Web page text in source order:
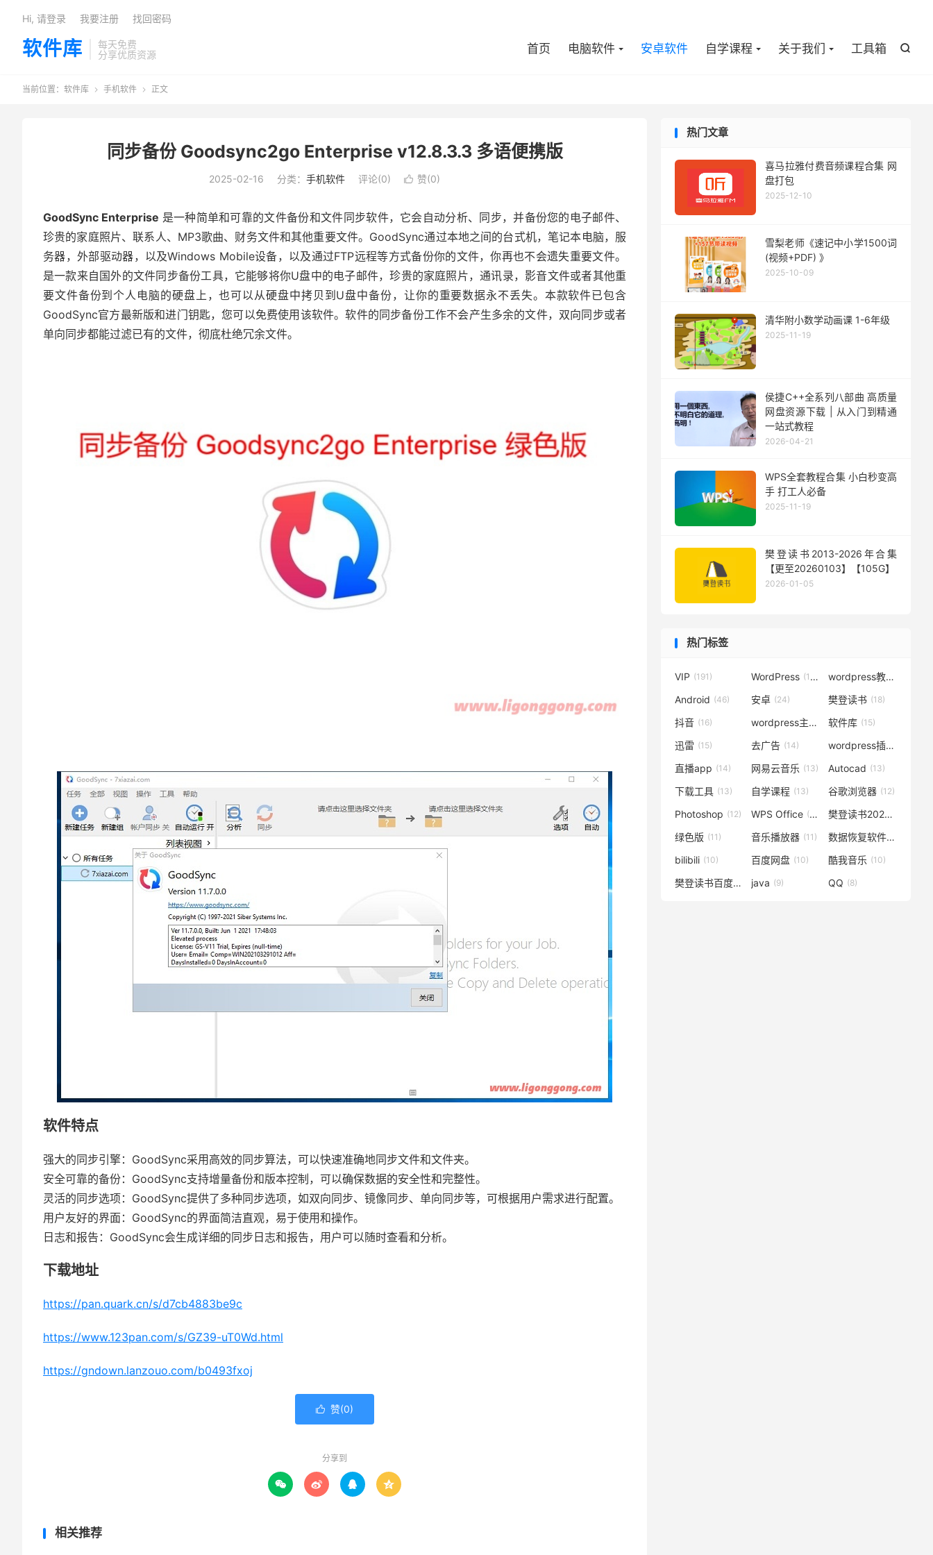
软件库
每天免费
分享优质资源

首页 电脑软件 安卓软件 自学课程 关于我们 工具箱
Hi, 请登录 我要注册 找回密码
当前位置： 软件库  手机软件  正文
同步备份 Goodsync2go Enterprise v12.8.3.3 多语便携版
2025-02-16 分类： 手机软件 评论(0)  赞(0)
GoodSync Enterprise 是一种简单和可靠的文件备份和文件同步软件，它会自动分析、同步，并备份您的电子邮件、
珍贵的家庭照片、联系人、MP3歌曲、财务文件和其他重要文件。GoodSync通过本地之间的台式机，笔记本电脑，服
务器，外部驱动器，以及Windows Mobile设备，以及通过FTP远程等方式备份你的文件，你再也不会遗失重要文件。
是一款来自国外的文件同步备份工具，它能够将你U盘中的电子邮件，珍贵的家庭照片，通讯录，影音文件或者其他重
要文件备份到个人电脑的硬盘上，也可以从硬盘中拷贝到U盘中备份，让你的重要数据永不丢失。本款软件已包含
GoodSync官方最新版和进门钥匙，您可以免费使用该软件。软件的同步备份工作不会产生多余的文件，双向同步或者
单向同步都能过滤已有的文件，彻底杜绝冗余文件。
软件特点
强大的同步引擎：GoodSync采用高效的同步算法，可以快速准确地同步文件和文件夹。
安全可靠的备份：GoodSync支持增量备份和版本控制，可以确保数据的安全性和完整性。
灵活的同步选项：GoodSync提供了多种同步选项，如双向同步、镜像同步、单向同步等，可根据用户需求进行配置。
用户友好的界面：GoodSync的界面简洁直观，易于使用和操作。
日志和报告：GoodSync会生成详细的同步日志和报告，用户可以随时查看和分析。
下载地址
https://pan.quark.cn/s/d7cb4883be9c
https://www.123pan.com/s/GZ39-uT0Wd.html
https://gndown.lanzouo.com/b0493fxoj
 赞(0)
分享到
   
相关推荐
热门文章
喜马拉雅付费音频课程合集 网
盘打包
2025-12-10
雪梨老师《速记中小学1500词
(视频+PDF) 》
2025-10-09
清华附小数学动画课 1-6年级
2025-11-19
侯捷C++全系列八部曲 高质量
网盘资源下载 | 从入门到精通
一站式教程
2026-04-21
WPS全套教程合集 小白秒变高
手 打工人必备
2025-11-19
樊登读书2013-2026年合集
【更至20260103】【105G】
2026-01-05
热门标签
VIP (191) WordPress (119) wordpress教程
Android (46) 安卓 (24) 樊登读书 (18)
抖音 (16) wordpress主题 (15)
软件库 (15)
迅雷 (15) 去广告 (14) wordpress插件
直播app (14) 网易云音乐 (13) Autocad (13)
下载工具 (13) 自学课程 (13) 谷歌浏览器 (12)
Photoshop (12) WPS Office (12) 樊登读书2020
绿色版 (11) 音乐播放器 (11) 数据恢复软件(11)
bilibili (10) 百度网盘 (10) 酷我音乐 (10)
樊登读书百度云 (10)
java (9) QQ (8)